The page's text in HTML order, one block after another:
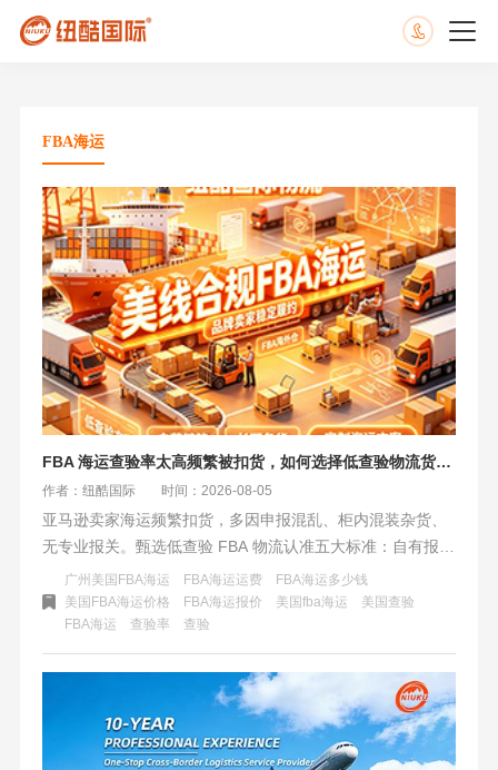
​FBA海运
FBA 海运查验率太高频繁被扣货，如何选择低查验物流货代？
作者：纽酷国际 时间：2026-08-05
亚马逊卖家海运频繁扣货，多因申报混乱、柜内混装杂货、
无专业报关。甄选低查验 FBA 物流认准五大标准：自有报关
团队前置预审、FBA 独立专线柜、合规档案系统留存、全链
路自营不转包、配套 CPSC 申报。纽酷国际中美持证报关班
组，FBA 专属整柜统一申报，合规普货查验率低于行业均
值，搭配自营美线链路，为亚马逊品牌卖家提供稳定低查验
海运方案，仅承接合规普货。
广州美国FBA海运 FBA海运运费
FBA海运多少钱
美国FBA海运价格
FBA海运报价 美国fba海运
美国查验
​FBA海运
查验率 查验